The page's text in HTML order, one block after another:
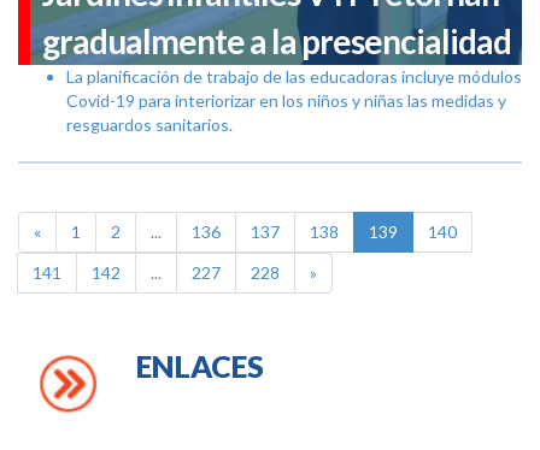
gradualmente a la presencialidad
La planificación de trabajo de las educadoras incluye módulos
Covid-19 para interiorizar en los niños y niñas las medidas y
resguardos sanitarios.
« 1 2 ... 136 137 138 139
140
141
142 ... 227 228 »
ENLACES